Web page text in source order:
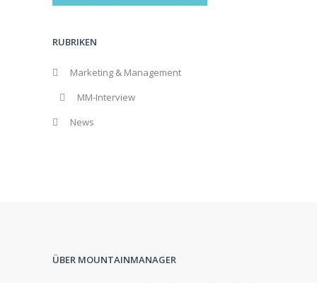
RUBRIKEN
Marketing & Management
MM-Interview
News
ÜBER MOUNTAINMANAGER